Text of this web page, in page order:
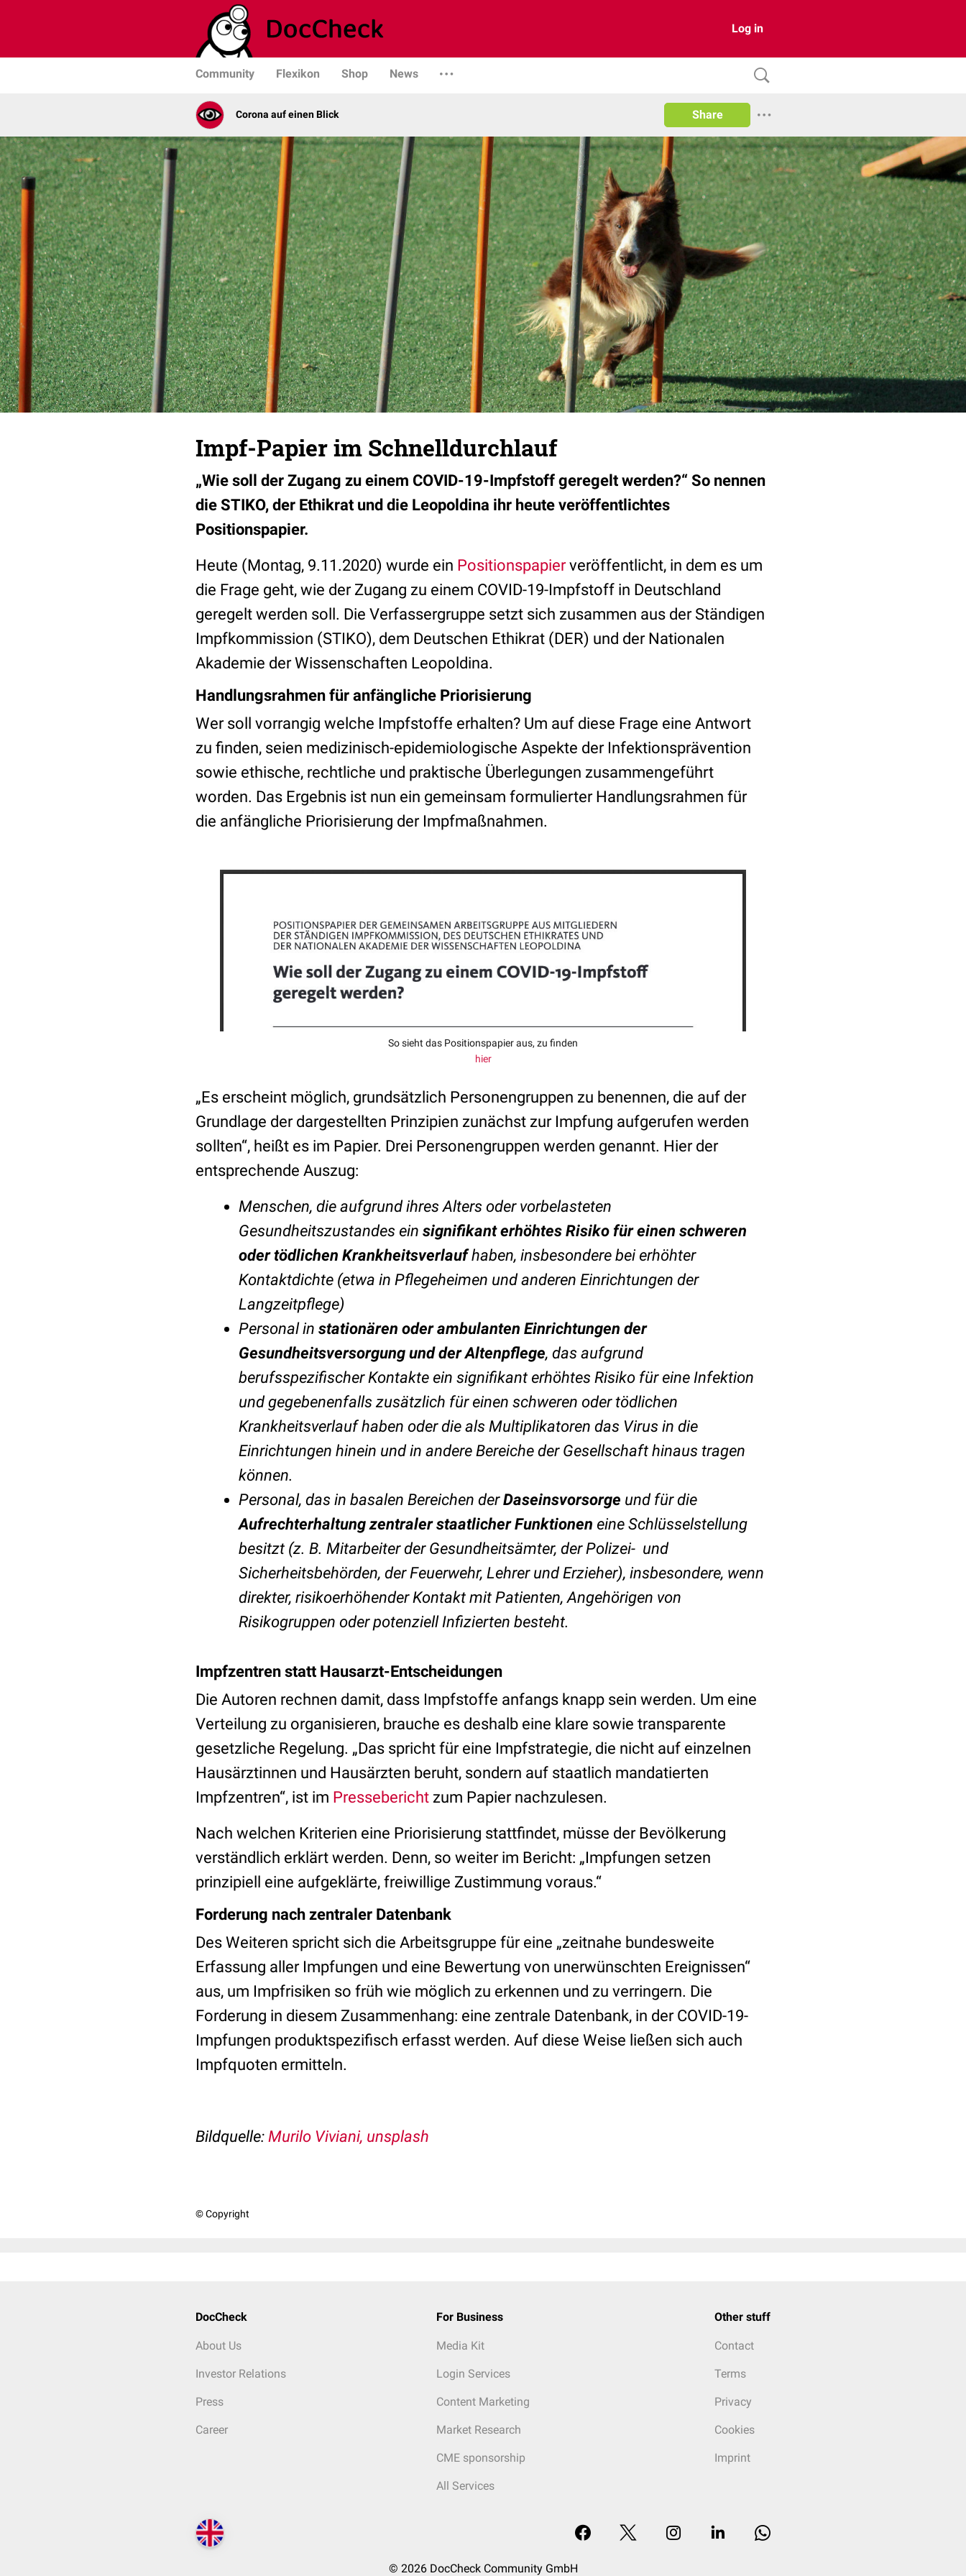
Log in
Community Flexikon Shop News
Corona auf einen Blick Share
Impf-Papier im Schnelldurchlauf
„Wie soll der Zugang zu einem COVID-19-Impfstoff geregelt werden?“ So nennen
die STIKO, der Ethikrat und die Leopoldina ihr heute veröffentlichtes
Positionspapier.
Heute (Montag, 9.11.2020) wurde ein Positionspapierveröffentlicht, in dem es um
die Frage geht, wie der Zugang zu einem COVID-19-Impfstoff in Deutschland
geregelt werden soll. Die Verfassergruppe setzt sich zusammen aus der Ständigen
Impfkommission (STIKO), dem Deutschen Ethikrat (DER) und der Nationalen
Akademie der Wissenschaften Leopoldina.
Handlungsrahmen für anfängliche Priorisierung
Wer soll vorrangig welche Impfstoffe erhalten? Um auf diese Frage eine Antwort
zu finden, seien medizinisch-epidemiologische Aspekte der Infektionsprävention
sowie ethische, rechtliche und praktische Überlegungen zusammengeführt
worden. Das Ergebnis ist nun ein gemeinsam formulierter Handlungsrahmen für
die anfängliche Priorisierung der Impfmaßnahmen.
So sieht das Positionspapier aus, zu finden
hier
„Es erscheint möglich, grundsätzlich Personengruppen zu benennen, die auf der
Grundlage der dargestellten Prinzipien zunächst zur Impfung aufgerufen werden
sollten“, heißt es im Papier. Drei Personengruppen werden genannt. Hier der
entsprechende Auszug:
Menschen, die aufgrund ihres Alters oder vorbelasteten
Gesundheitszustandes ein signifikant erhöhtes Risiko für einen schweren
oder tödlichen Krankheitsverlaufhaben, insbesondere bei erhöhter
Kontaktdichte (etwa in Pflegeheimen und anderen Einrichtungen der
Langzeitpflege)
Personal in stationären oder ambulanten Einrichtungen der
Gesundheitsversorgung und der Altenpflege, das aufgrund
berufsspezifischer Kontakte ein signifikant erhöhtes Risiko für eine Infektion
und gegebenenfalls zusätzlich für einen schweren oder tödlichen
Krankheitsverlauf haben oder die als Multiplikatoren das Virus in die
Einrichtungen hinein und in andere Bereiche der Gesellschaft hinaus tragen
können.
Personal, das in basalen Bereichen derDaseinsvorsorge und für die
Aufrechterhaltung zentraler staatlicher Funktionen eine Schlüsselstellung
besitzt (z. B. Mitarbeiter der Gesundheitsämter, der Polizei- und
Sicherheitsbehörden, der Feuerwehr, Lehrer und Erzieher), insbesondere, wenn
direkter, risikoerhöhender Kontakt mit Patienten, Angehörigen von
Risikogruppen oder potenziell Infizierten besteht.
Impfzentren statt Hausarzt-Entscheidungen
Die Autoren rechnen damit, dass Impfstoffe anfangs knapp sein werden. Um eine
Verteilung zu organisieren, brauche es deshalb eine klare sowie transparente
gesetzliche Regelung. „Das spricht für eine Impfstrategie, die nicht auf einzelnen
Hausärztinnen und Hausärzten beruht, sondern auf staatlich mandatierten
Impfzentren“, ist im Pressebericht zum Papier nachzulesen.
Nach welchen Kriterien eine Priorisierung stattfindet, müsse der Bevölkerung
verständlich erklärt werden. Denn, so weiter im Bericht: „Impfungen setzen
prinzipiell eine aufgeklärte, freiwillige Zustimmung voraus.“
Forderung nach zentraler Datenbank
Des Weiteren spricht sich die Arbeitsgruppe für eine „zeitnahe bundesweite
Erfassung aller Impfungen und eine Bewertung von unerwünschten Ereignissen“
aus, um Impfrisiken so früh wie möglich zu erkennen und zu verringern. Die
Forderung in diesem Zusammenhang: eine zentrale Datenbank, in der COVID-19-
Impfungen produktspezifisch erfasst werden. Auf diese Weise ließen sich auch
Impfquoten ermitteln.
Bildquelle: Murilo Viviani, unsplash
© Copyright
DocCheck
About Us
Investor Relations
Press
Career
For Business
Media Kit
Login Services
Content Marketing
Market Research
CME sponsorship
All Services
Other stuff
Contact
Terms
Privacy
Cookies
Imprint
© 2026 DocCheck Community GmbH